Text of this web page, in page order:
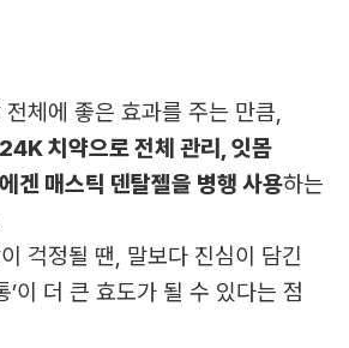
체에 좋은 효과를 주는 만큼,
치약으로 전체 관리, 잇몸
겐 매스틱 덴탈젤을 병행 사용하는
걱정될 땐, 말보다 진심이 담긴
’이 더 큰 효도가 될 수 있다는 점